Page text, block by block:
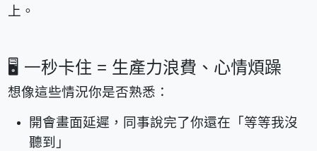
上。
🖥️ 一秒卡住 = 生產力浪費、心情煩躁
想像這些情況你是否熟悉：
開會畫面延遲，同事說完了你還在「等等我沒
聽到」